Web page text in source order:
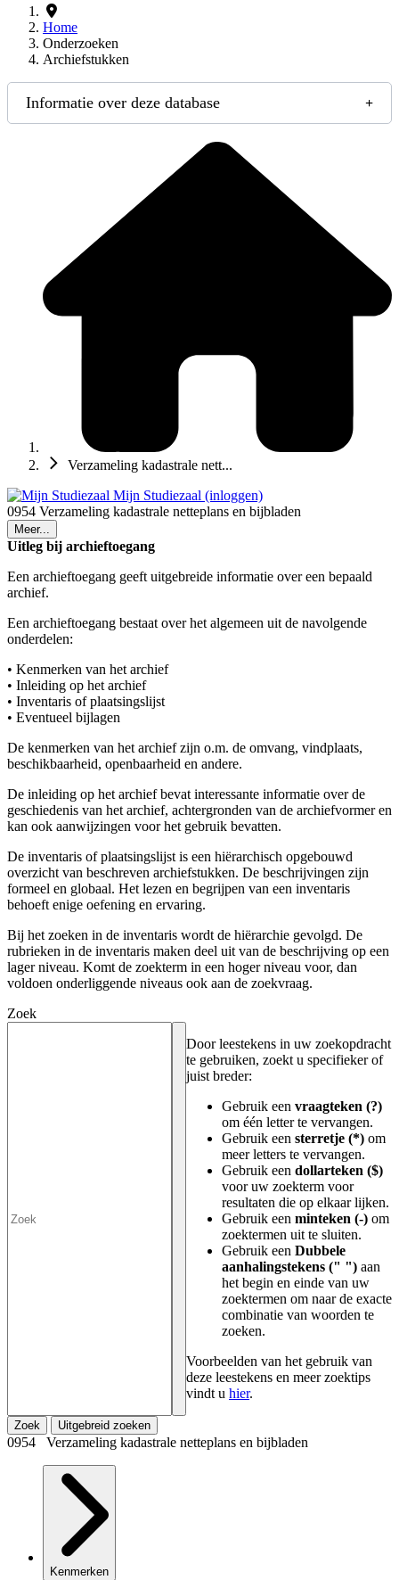
Home
Onderzoeken
Archiefstukken
Informatie over deze database
Verzameling kadastrale nett...
Mijn Studiezaal (inloggen)
0954 Verzameling kadastrale netteplans en bijbladen
Meer...
Uitleg bij archieftoegang
Een archieftoegang geeft uitgebreide informatie over een bepaald
archief.
Een archieftoegang bestaat over het algemeen uit de navolgende
onderdelen:
• Kenmerken van het archief
• Inleiding op het archief
• Inventaris of plaatsingslijst
• Eventueel bijlagen
De kenmerken van het archief zijn o.m. de omvang, vindplaats,
beschikbaarheid, openbaarheid en andere.
De inleiding op het archief bevat interessante informatie over de
geschiedenis van het archief, achtergronden van de archiefvormer en
kan ook aanwijzingen voor het gebruik bevatten.
De inventaris of plaatsingslijst is een hiërarchisch opgebouwd
overzicht van beschreven archiefstukken. De beschrijvingen zijn
formeel en globaal. Het lezen en begrijpen van een inventaris
behoeft enige oefening en ervaring.
Bij het zoeken in de inventaris wordt de hiërarchie gevolgd. De
rubrieken in de inventaris maken deel uit van de beschrijving op een
lager niveau. Komt de zoekterm in een hoger niveau voor, dan
voldoen onderliggende niveaus ook aan de zoekvraag.
Zoek
Door leestekens in uw zoekopdracht
te gebruiken, zoekt u specifieker of
juist breder:
Gebruik een vraagteken (?)
om één letter te vervangen.
Gebruik een sterretje (*) om
meer letters te vervangen.
Gebruik een dollarteken ($)
voor uw zoekterm voor
resultaten die op elkaar lijken.
Gebruik een minteken (-) om
zoektermen uit te sluiten.
Gebruik een Dubbele
aanhalingstekens (" ") aan
het begin en einde van uw
zoektermen om naar de exacte
combinatie van woorden te
zoeken.
Voorbeelden van het gebruik van
deze leestekens en meer zoektips
vindt u hier.
Zoek Uitgebreid zoeken
0954 Verzameling kadastrale netteplans en bijbladen
Kenmerken